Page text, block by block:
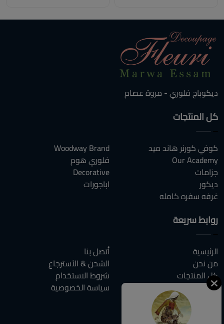
ديكوباج فلوري - مروة عصام
كل المنتجات
كوفي كورنر هاند ميد
Our Academy
جزامات
ديكور
غرفه سفره كامله
Woodway Brand
فلوري هوم
Decorative
اباجورات
روابط سريعة
الرئيسية
من نحن
كل المنتجات
المقالات
الاسئلة الشائعة
أتصل بنا
الشحن & الأسترجاع
شروط الاستخدام
سياسة الخصوصية